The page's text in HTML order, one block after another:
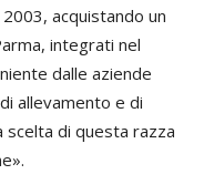
acquistando un
integrati nel
dalle aziende
allevamento e di
di questa razza